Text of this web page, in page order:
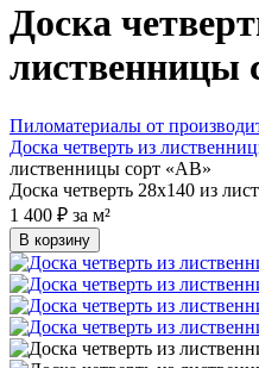
Доска
лиственницы
Пиломатериалы от
Доска четверть из
лиственницы сорт «АВ»
Доска четверть 28х140 из
1 400 ₽ за м²
В корзину